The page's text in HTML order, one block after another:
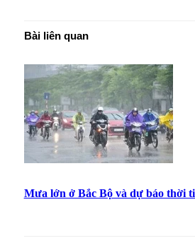
Bài liên quan
Mưa lớn ở Bắc Bộ và dự báo thời